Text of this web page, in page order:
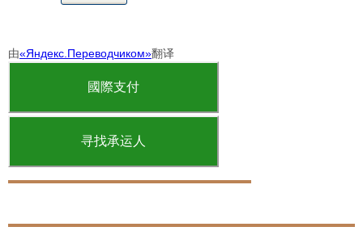
由«Яндекс.Переводчиком»翻译
國際支付
寻找承运人